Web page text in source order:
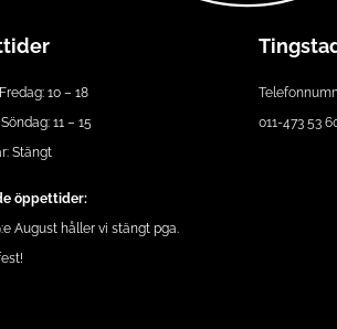
10 – 18
11 – 15
Stängt
öppettider:
August håller vi stängt pga.
011-473 53